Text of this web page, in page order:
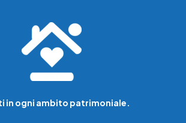
in ogni ambito patrimoniale.